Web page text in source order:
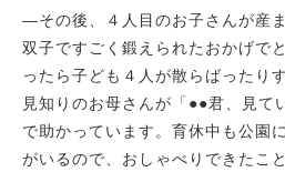
―その後、４人目のお子さんが産ま
双子ですごく鍛えられたおかげで
ったら子ども４人が散らばったり
見知りのお母さんが「●●君、見て
で助かっています。育休中も公園
がいるので、おしゃべりできたこ